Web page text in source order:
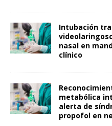
Intubación
nasal en
clínico
metabólica
alerta de
propofol en